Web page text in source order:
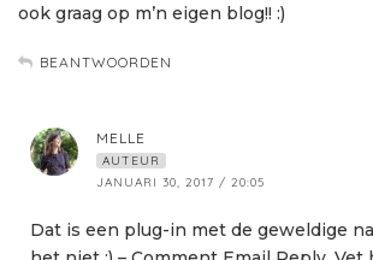
ook graag op m’n eigen blog!! :)
BEANTWOORDEN
MELLE
AUTEUR
JANUARI 30, 2017 / 20:05
Dat is een plug-in met de geweldige